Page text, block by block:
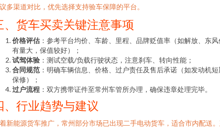
多渠道对比，优先选择支持验车保障的平台。
、货车买卖关键注意事项
价格评估 ：参考平台均价、车龄、里程、品牌贬值率（如解放、东风
有量大，保值较好）；
试驾体验 ：测试空载/负载行驶状态，注意刹车、转向性能；
合同规范 ：明确车辆信息、价格、过户责任及售后承诺（如发动机短
保修）；
过户流程 ：双方携带证件至常州车管所办理，确保违章处理完毕。
、行业趋势与建议
新能源货车推广，常州部分市场已出现二手电动货车，适合市内配送